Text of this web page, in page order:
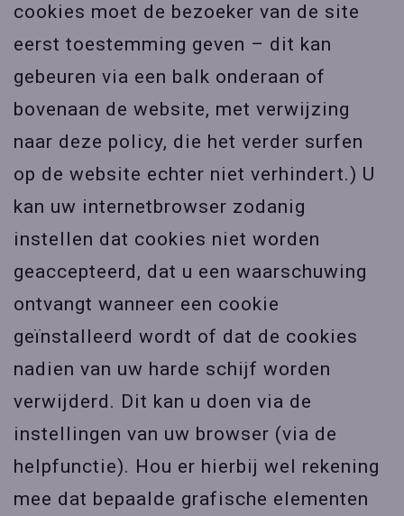
cookies moet de bezoeker van de site
eerst toestemming geven – dit kan
gebeuren via een balk onderaan of
bovenaan de website, met verwijzing
naar deze policy, die het verder surfen
op de website echter niet verhindert.) U
kan uw internetbrowser zodanig
instellen dat cookies niet worden
geaccepteerd, dat u een waarschuwing
ontvangt wanneer een cookie
geïnstalleerd wordt of dat de cookies
nadien van uw harde schijf worden
verwijderd. Dit kan u doen via de
instellingen van uw browser (via de
helpfunctie). Hou er hierbij wel rekening
mee dat bepaalde grafische elementen